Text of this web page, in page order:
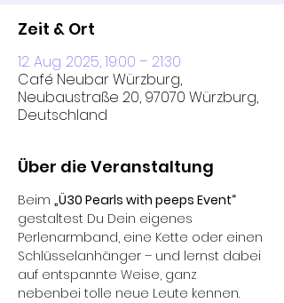
Zeit & Ort
12. Aug. 2025, 19:00 – 21:30
Café Neubar Würzburg,
Neubaustraße 20, 97070 Würzburg,
Deutschland
Über die Veranstaltung
Beim „Ü30 Pearls with peeps Event“
gestaltest Du Dein eigenes
Perlenarmband, eine Kette oder einen
Schlüsselanhänger – und lernst dabei
auf entspannte Weise, ganz
nebenbei tolle neue Leute kennen.